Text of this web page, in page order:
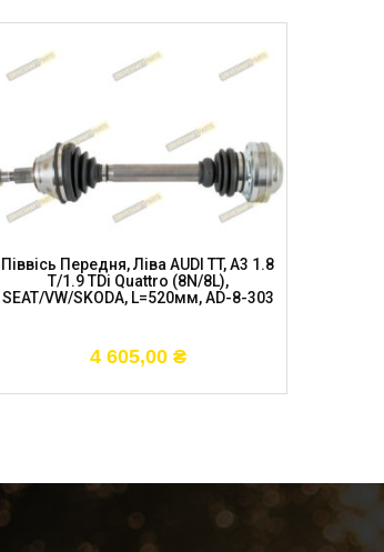
Піввісь Передня, Ліва AUDI TT, A3 1.8
T/1.9 TDi Quattro (8N/8L),
SEAT/VW/SKODA, L=520мм, AD-8-303
4 605,00 ₴